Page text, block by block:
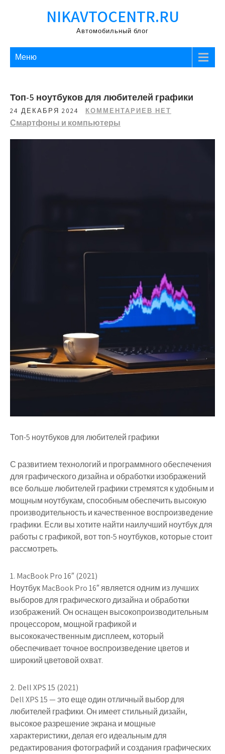
NIKAVTOCENTR.RU
Автомобильный блог
Меню
Топ-5 ноутбуков для любителей графики
24 ДЕКАБРЯ 2024 КОММЕНТАРИЕВ НЕТ
Смартфоны и компьютеры
Топ-5 ноутбуков для любителей графики
С развитием технологий и программного обеспечения
для графического дизайна и обработки изображений
все больше любителей графики стремятся к удобным и
мощным ноутбукам, способным обеспечить высокую
производительность и качественное воспроизведение
графики. Если вы хотите найти наилучший ноутбук для
работы с графикой, вот топ-5 ноутбуков, которые стоит
рассмотреть.
1. MacBook Pro 16″ (2021)
Ноутбук MacBook Pro 16″ является одним из лучших
выборов для графического дизайна и обработки
изображений. Он оснащен высокопроизводительным
процессором, мощной графикой и
высококачественным дисплеем, который
обеспечивает точное воспроизведение цветов и
широкий цветовой охват.
2. Dell XPS 15 (2021)
Dell XPS 15 — это еще один отличный выбор для
любителей графики. Он имеет стильный дизайн,
высокое разрешение экрана и мощные
характеристики, делая его идеальным для
редактирования фотографий и создания графических